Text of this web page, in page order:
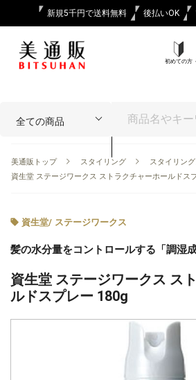
新規5千円で送料無料 後払いOK
初めての方
美通販トップ スタイリング
スタイリン
資生堂 ステージワークス ストラクチャーホールドス
資生堂/ ステージワークス
髪の水分量をコントロールする「調湿
資生堂 ステージワークス ス
ルドスプレー 180g